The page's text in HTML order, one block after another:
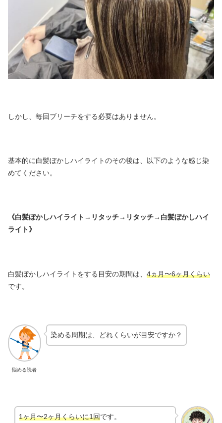
しかし、毎回ブリーチをする必要はありません。
基本的に白髪ぼかしハイライトのその後は、以下のような感じ染
めてください。
《白髪ぼかしハイライト→リタッチ→リタッチ→白髪ぼかしハイ
ライト》
白髪ぼかしハイライトをする目安の期間は、 4ヵ月〜6ヶ月くらい
です。
悩める読者
染める周期は、どれくらいが目安ですか？
1ヶ月〜2ヶ月くらいに1回です。